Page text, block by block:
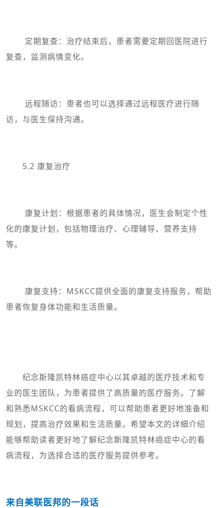
定期复查：治疗结束后，患者需要定期回医院进行
复查，监测病情变化。
远程随访：患者也可以选择通过远程医疗进行随
访，与医生保持沟通。
5.2 康复治疗
康复计划：根据患者的具体情况，医生会制定个性
化的康复计划，包括物理治疗、心理辅导、营养支持
等。
康复支持：MSKCC提供全面的康复支持服务，帮助
患者恢复身体功能和生活质量。
纪念斯隆凯特林癌症中心以其卓越的医疗技术和专
业的医生团队，为患者提供了高质量的医疗服务。了解
和熟悉MSKCC的看病流程，可以帮助患者更好地准备和
规划，提高治疗效果和生活质量。希望本文的详细介绍
能够帮助读者更好地了解纪念斯隆凯特林癌症中心的看
病流程，为选择合适的医疗服务提供参考。
来自美联医邦的一段话